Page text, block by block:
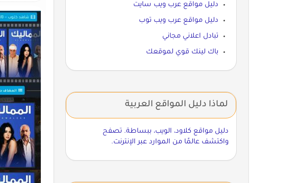
دليل مواقع عرب ويب سايت
دليل مواقع عرب ويب توب
تبادل اعلاني مجاني
باك لينك قوي لموقعك
لماذا دليل المواقع العربية
دليل مواقع كلاود، الويب، ببساطة. تصفح
واكتشف عالمًا من الموارد عبر الإنترنت.